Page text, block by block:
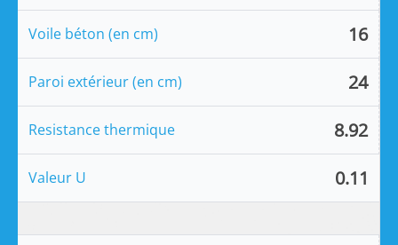
Voile béton (en cm) 16
Paroi extérieur (en cm) 24
Resistance thermique 8.92
Valeur U 0.11